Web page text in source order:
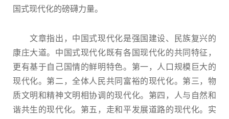
国式现代化的磅礴力量。
文章指出，中国式现代化是强国建设、民族复兴的
康庄大道。中国式现代化既有各国现代化的共同特征，
更有基于自己国情的鲜明特色。第一，人口规模巨大的
现代化。第二，全体人民共同富裕的现代化。第三，物
质文明和精神文明相协调的现代化。第四，人与自然和
谐共生的现代化。第五，走和平发展道路的现代化。实